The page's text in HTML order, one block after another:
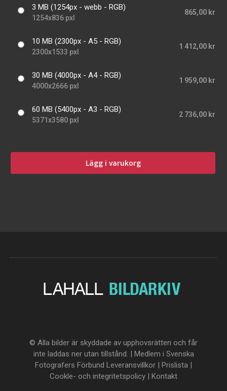
3 MB (1254px - webb - RGB)
1254x836 pxl
865,00 kr
10 MB (2300px - A5 - RGB)
2300x1533 pxl
1 412,00 kr
30 MB (4000px - A4 - RGB)
4000x2666 pxl
1 959,00 kr
60 MB (5400px - A3 - RGB)
5371x3580 pxl
2 736,00 kr
Lägg i varukorg
© Alla bilder är skyddade av upphovsrätten och får
inte laddas ner utan tillstånd. | Medlem i Svenska
Fotografers Förbund Leveransvillkor | Prislista |
Cookle- och integritetspolicy | Kontakt